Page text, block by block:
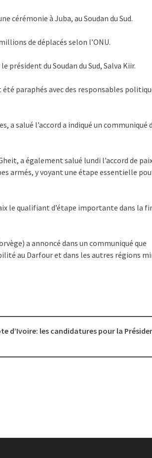
cérémonie à Juba, au Soudan du Sud.
de déplacés selon l’ONU.
président du Soudan du Sud, Salva Kiir.
paraphés avec des responsables
a salué l’accord a indiqué un communiqué
a également salué lundi l’accord de
armés, y voyant une étape essentielle
le qualifiant d’étape importante dans la
a annoncé dans un communiqué que
au Darfour et dans les autres régions
d’Ivoire: les candidatures pour la